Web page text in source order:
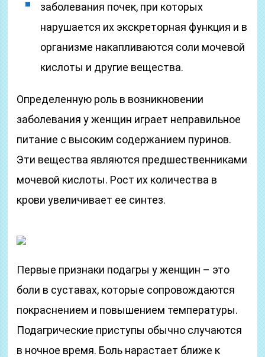
заболевания почек, при которых
нарушается их экскреторная функция и в
организме накапливаются соли мочевой
кислоты и другие вещества.
Определенную роль в возникновении
заболевания у женщин играет неправильное
питание с высоким содержанием пуринов.
Эти вещества являются предшественниками
мочевой кислоты. Рост их количества в
крови увеличивает ее синтез.
Первые признаки подагры у женщин – это
боли в суставах, которые сопровождаются
покраснением и повышением температуры.
Подагрические приступы обычно случаются
в ночное время. Боль нарастает ближе к